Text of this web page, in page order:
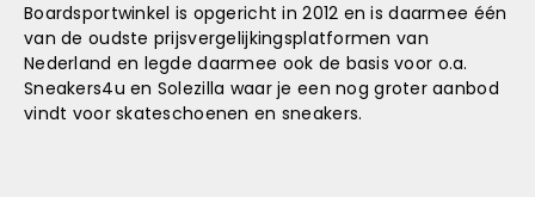
Boardsportwinkel is opgericht in 2012 en is daarmee één
van de oudste prijsvergelijkingsplatformen van
Nederland en legde daarmee ook de basis voor o.a.
Sneakers4u en Solezilla waar je een nog groter aanbod
vindt voor skateschoenen en sneakers.